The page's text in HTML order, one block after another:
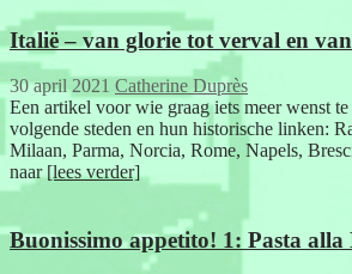
Italië – van glorie tot verval en
30 april 2021 Catherine Duprès
Een artikel voor wie graag iets meer wenst
volgende steden en hun historische linken:
Milaan, Parma, Norcia, Rome, Napels,
naar [lees verder]
Buonissimo appetito! 1: Pasta alla